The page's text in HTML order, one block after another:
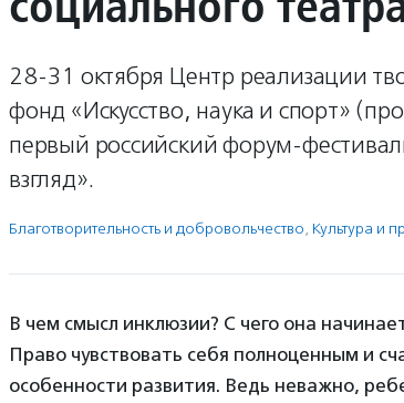
28-31 октября Центр реализации
фонд «Искусство, наука и спорт»
первый российский форум-
взгляд».
Благотвори­тель­ность и доброволь­чест­во, Культура и
В чем смысл инклюзии? С чего она
Право чувствовать себя полноценным и
особенности развития. Ведь неважно,